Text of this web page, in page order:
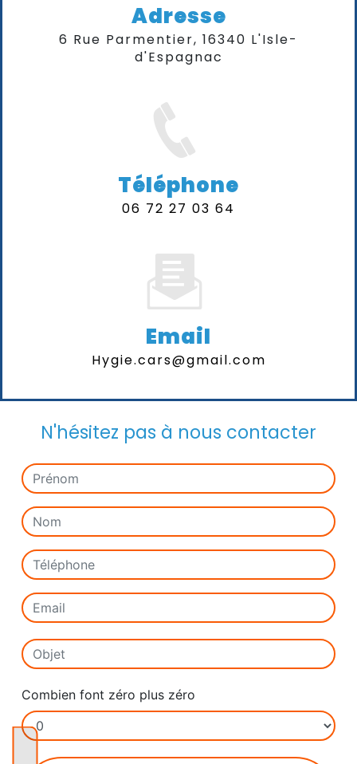
Adresse
6 Rue Parmentier, 16340 L'Isle-
d'Espagnac
Téléphone
06 72 27 03 64
Email
hygie.cars@gmail.com
N'hésitez pas à nous contacter
Combien font zéro plus zéro